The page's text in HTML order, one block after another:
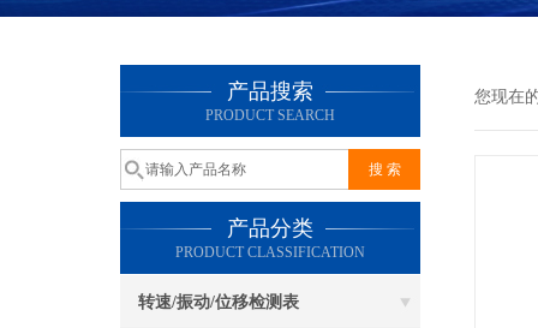
产品搜索
PRODUCT SEARCH
产品分类
PRODUCT CLASSIFICATION
转速/振动/位移检测表
您现在